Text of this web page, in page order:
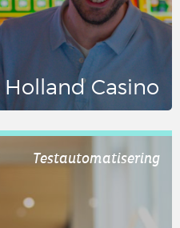
Holland Casino
Testautomatisering